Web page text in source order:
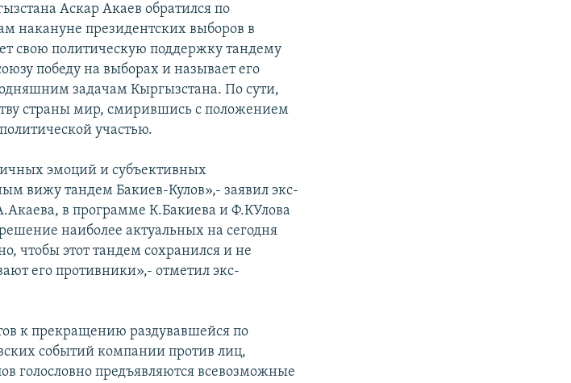
Аскар Акаев обратился по
накануне президентских выборов в
свою политическую поддержку тандему
победу на выборах и называет его
задачам Кыргызстана. По сути,
страны мир, смирившись с положением
участью.
эмоций и субъективных
вижу тандем Бакиев-Кулов»,- заявил экс-
в программе К.Бакиева и Ф.КУлова
наиболее актуальных на сегодня
чтобы этот тандем сохранился и не
его противники»,- отметил экс-
к прекращению раздувавшейся по
событий компании против лиц,
голословно предъявляются всевозможные